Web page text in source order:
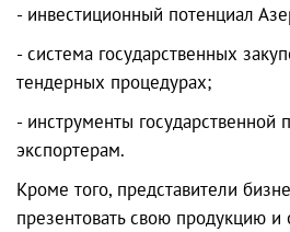
- инвестиционный потенциал
- система государственных
тендерных процедурах;
- инструменты государственной
экспортерам.
Кроме того, представители
презентовать свою продукцию и